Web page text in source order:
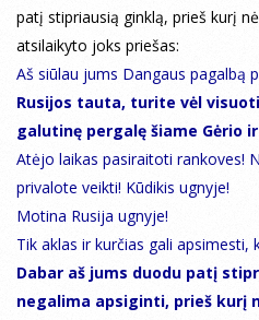
patį stipriausią ginklą, prieš kurį
atsilaikyto joks priešas:
Aš siūlau jums Dangaus pagalbą
Rusijos tauta, turite vėl
galutinę pergalę šiame Gėrio
Atėjo laikas pasiraitoti rankoves!
privalote veikti! Kūdikis ugnyje!
Motina Rusija ugnyje!
Tik aklas ir kurčias gali apsimesti,
Dabar aš jums duodu patį
negalima apsiginti, prieš kurį